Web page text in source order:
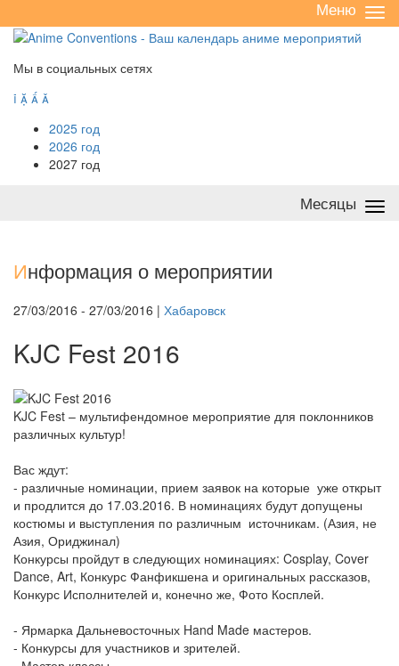
/
Меню
Мы в социальных сетях
   
2025 год
2026 год
2027 год
Месяцы
Информация о мероприятии
27/03/2016 - 27/03/2016 | Хабаровск
KJC Fest 2016
KJC Fest – мультифендомное мероприятие для поклонников
различных культур!
Вас ждут:
- различные номинации, прием заявок на которые уже открыт
и продлится до 17.03.2016. В номинациях будут допущены
костюмы и выступления по различным источникам. (Азия, не
Азия, Ориджинал)
Конкурсы пройдут в следующих номинациях: Cosplay, Cover
Dance, Art, Конкурс Фанфикшена и оригинальных рассказов,
Конкурс Исполнителей и, конечно же, Фото Косплей.
- Ярмарка Дальневосточных Hand Made мастеров.
- Конкурсы для участников и зрителей.